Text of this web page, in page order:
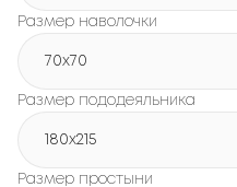
Размер наволочки
70x70
Размер пододеяльника
180х215
Размер простыни